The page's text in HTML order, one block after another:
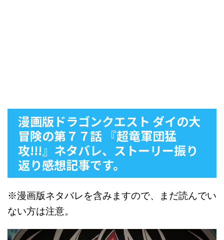
漫画版ドラゴンクエスト ダイの大
冒険の第７７話 『超竜軍団猛
攻!!!』ネタバレ、ストーリー振り
返り感想記事です。
※漫画版ネタバレを含みますので、まだ読んでい
ない方は注意。